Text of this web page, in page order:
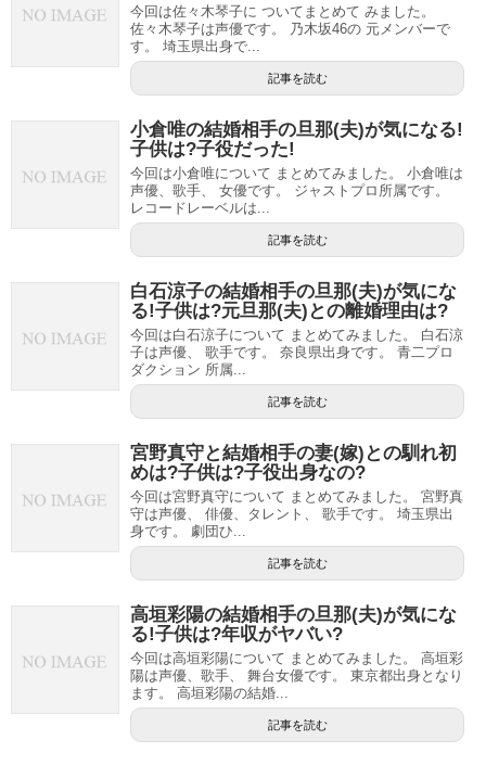
今回は佐々木琴子に ついてまとめて みました。
佐々木琴子は声優です。 乃木坂46の 元メンバーで
す。 埼玉県出身で...
記事を読む
小倉唯の結婚相手の旦那(夫)が気になる!
子供は?子役だった!
今回は小倉唯について まとめてみました。 小倉唯は
声優、歌手、 女優です。 ジャストプロ所属です。
レコードレーベルは...
記事を読む
白石涼子の結婚相手の旦那(夫)が気にな
る!子供は?元旦那(夫)との離婚理由は?
今回は白石涼子について まとめてみました。 白石涼
子は声優、 歌手です。 奈良県出身です。 青二プロ
ダクション 所属...
記事を読む
宮野真守と結婚相手の妻(嫁)との馴れ初
めは?子供は?子役出身なの?
今回は宮野真守について まとめてみました。 宮野真
守は声優、 俳優、タレント、 歌手です。 埼玉県出
身です。 劇団ひ...
記事を読む
高垣彩陽の結婚相手の旦那(夫)が気にな
る!子供は?年収がヤバい?
今回は高垣彩陽について まとめてみました。 高垣彩
陽は声優、歌手、 舞台女優です。 東京都出身となり
ます。 高垣彩陽の結婚...
記事を読む